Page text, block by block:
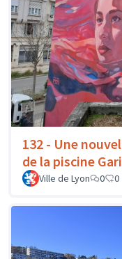
132 - Une
de la piscine
Ville de Lyon 0 0